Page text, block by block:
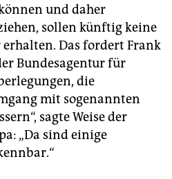
und daher
sollen künftig keine
Das fordert Frank
Bundesagentur für
die
mit sogenannten
sagte Weise der
„Da sind einige